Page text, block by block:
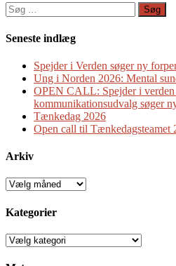
Søg
efter:
Seneste indlæg
Spejder i Verden søger ny
Ung i Norden 2026: Mental
OPEN CALL: Spejder i verden
kommunikationsudvalg søger
Tænkedag 2026
Open call til Tænkedagsteamet
Arkiv
Arkiv
Kategorier
Kategorier